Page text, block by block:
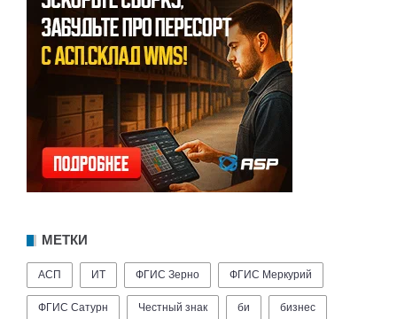
МЕТКИ
АСП ИТ ФГИС Зерно ФГИС Меркурий
ФГИС Сатурн Честный знак би бизнес